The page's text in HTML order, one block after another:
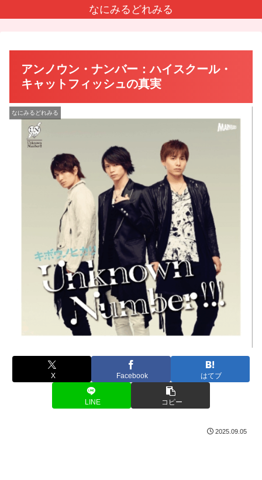
なにみるどれみる
アンノウン・ナンバー：ハイスクール・
キャットフィッシュの真実
なにみるどれみる
X Facebook はてブ
LINE コピー
2025.09.05